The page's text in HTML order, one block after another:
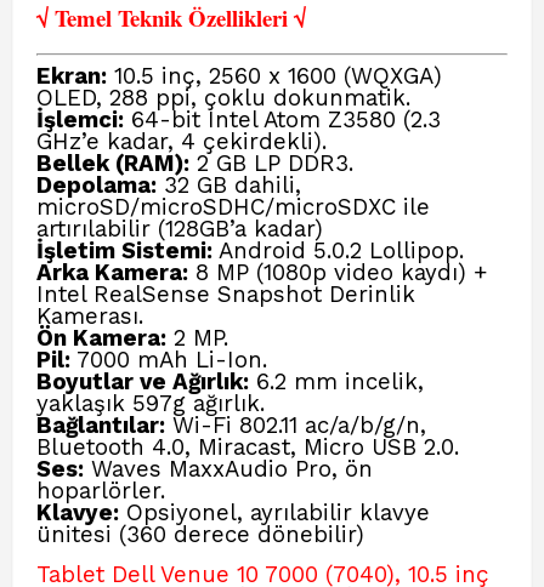
√ Temel Teknik Özellikleri √
Ekran: 10.5 inç, 2560 x 1600 (WQXGA)
OLED, 288 ppi, çoklu dokunmatik.
İşlemci: 64-bit Intel Atom Z3580 (2.3
GHz’e kadar, 4 çekirdekli).
Bellek (RAM): 2 GB LP DDR3.
Depolama: 32 GB dahili,
microSD/microSDHC/microSDXC ile
artırılabilir (128GB’a kadar)
İşletim Sistemi: Android 5.0.2 Lollipop.
Arka Kamera: 8 MP (1080p video kaydı) +
Intel RealSense Snapshot Derinlik
Kamerası.
Ön Kamera: 2 MP.
Pil: 7000 mAh Li-Ion.
Boyutlar ve Ağırlık: 6.2 mm incelik,
yaklaşık 597g ağırlık.
Bağlantılar: Wi-Fi 802.11 ac/a/b/g/n,
Bluetooth 4.0, Miracast, Micro USB 2.0.
Ses: Waves MaxxAudio Pro, ön
hoparlörler.
Klavye: Opsiyonel, ayrılabilir klavye
ünitesi (360 derece dönebilir)
Tablet Dell Venue 10 7000 (7040), 10.5 inç